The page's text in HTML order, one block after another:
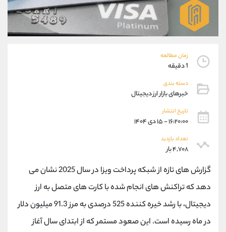
زمان مطالعه
1 دقیقه
دسته بندی
خبرهای بازار ارز دیجیتال
تاریخ انتشار
۱۶:۲۰:۰۰ - ۱۵ دی ۱۴۰۴
تعداد بازدید
۴,۷۰۸ بار
گزارش های تازه از شبکه پرداخت ویزا در سال 2025 نشان می
دهد که تراکنش های انجام شده با کارت های متصل به ارز
دیجیتال، با رشد خیره کننده 525 درصدی به مرز 91.3 میلیون دلار
در ماه رسیده است. این صعود مستمر که از ابتدای سال آغاز
09927779040
واتساپ شروع گفتگو
تلگرام @Armteam_admin_por
پشتیبان فروش
موبایل
واتساپ
تلگرام
داخلی
اطلاعات تماس
تلفن 021-22021030
بدون پیش شماره 90001030
اینستاگرام @alireza.mehrabii
کانال تلگرام @alirezamehrabi_com